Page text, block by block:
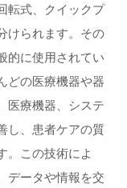
転式、クイックプ
けられます。その
的に使用されてい
どの医療機器や器
医療機器、システ
し、患者ケアの質
。この技術によ
データや情報を交